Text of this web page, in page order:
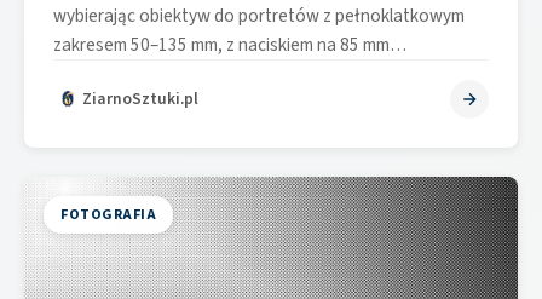
wybierając obiektyw do portretów z pełnoklatkowym
zakresem 50–135 mm, z naciskiem na 85 mm…
ZiarnoSztuki.pl
FOTOGRAFIA